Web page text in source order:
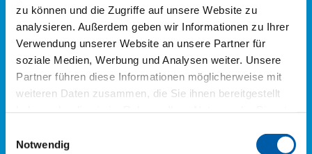
zu können und die Zugriffe auf unsere Website zu
analysieren. Außerdem geben wir Informationen zu Ihrer
Verwendung unserer Website an unsere Partner für
soziale Medien, Werbung und Analysen weiter. Unsere
Partner führen diese Informationen möglicherweise mit
weiteren Daten zusammen, die Sie ihnen bereitgestellt
Notwendig